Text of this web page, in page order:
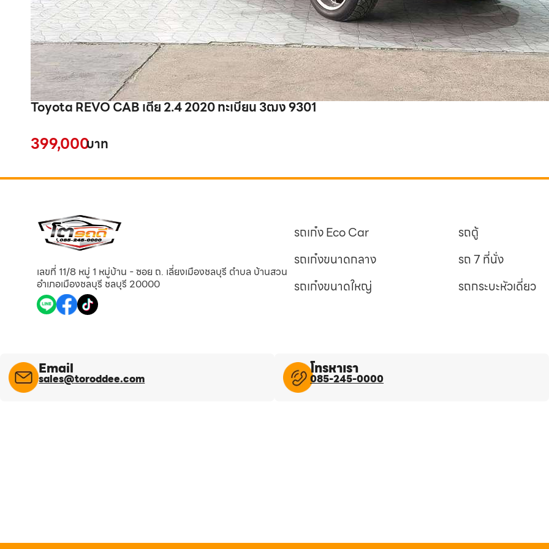
Toyota REVO CAB เตี้ย 2.4 2020 ทะเบียน 3ฒง 9301
399,000บาท
เลขที่ 11/8 หมู่ 1 หมู่บ้าน - ซอย ถ. เลี่ยงเมืองชลบุรี ตำบล บ้านสวน
อำเภอเมืองชลบุรี ชลบุรี 20000
รถเก๋ง Eco Car
รถเก๋งขนาดกลาง
รถเก๋งขนาดใหญ่
รถตู้
รถ 7 ที่นั่ง
รถกระบะหัวเดี่ยว
Email
sales@toroddee.com
โทรหาเรา
085-245-0000